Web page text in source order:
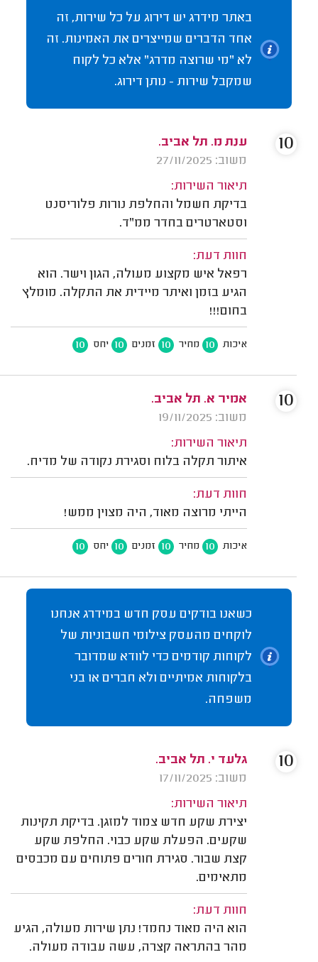
באתר מידרג יש דירוג על כל שירות, זה
אחד הדברים שמייצרים את האמינות. זה
לא "מי שרוצה מדרג" אלא כל לקוח
שמקבל שירות - נותן דירוג.
ענת מ. תל אביב.
משוב: 27/11/2025
תיאור השירות:
בדיקת חשמל והחלפת נורות פלוריסנט
וסטארטרים בחדר ממ"ד.
חוות דעת:
רפאל איש מקצוע מעולה, הגון וישר. הוא
הגיע בזמן ואיתר מיידית את התקלה. מומלץ
בחום!!!
איכות 10 מחיר 10 זמנים 10 יחס 10
10
אמיר א. תל אביב.
משוב: 19/11/2025
תיאור השירות:
איתור תקלה בלוח וסגירת נקודה של מדיח.
חוות דעת:
הייתי מרוצה מאוד, היה מצוין ממש!
איכות 10 מחיר 10 זמנים 10 יחס 10
10
כשאנו בודקים עסק חדש במידרג אנחנו
לוקחים מהעסק צילומי חשבוניות של
לקוחות קודמים כדי לוודא שמדובר
בלקוחות אמיתיים ולא חברים או בני
משפחה.
גלעד י. תל אביב.
משוב: 17/11/2025
תיאור השירות:
יצירת שקע חדש צמוד למזגן. בדיקת תקינות
שקעים. הפעלת שקע כבוי. החלפת שקע
קצת שבור. סגירת חורים פתוחים עם מכבסים
מתאימים.
חוות דעת:
הוא היה מאוד נחמד! נתן שירות מעולה, הגיע
מהר בהתראה קצרה, עשה עבודה מעולה.
10